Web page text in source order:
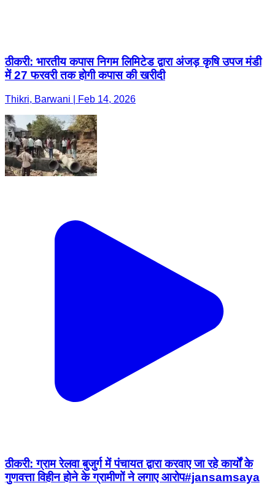
ठीकरी: भारतीय कपास निगम लिमिटेड द्वारा अंजड़ कृषि उपज मंडी
में 27 फरवरी तक होगी कपास की खरीदी
Thikri, Barwani | Feb 14, 2026
ठीकरी: ग्राम रेलवा बुजुर्ग में पंचायत द्वारा करवाए जा रहे कार्यों के
गुणवत्ता विहीन होने के ग्रामीणों ने लगाए आरोप#jansamsaya